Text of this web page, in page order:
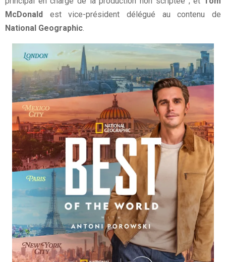
McDonald
est vice-président délégué au contenu de
National Geographic.